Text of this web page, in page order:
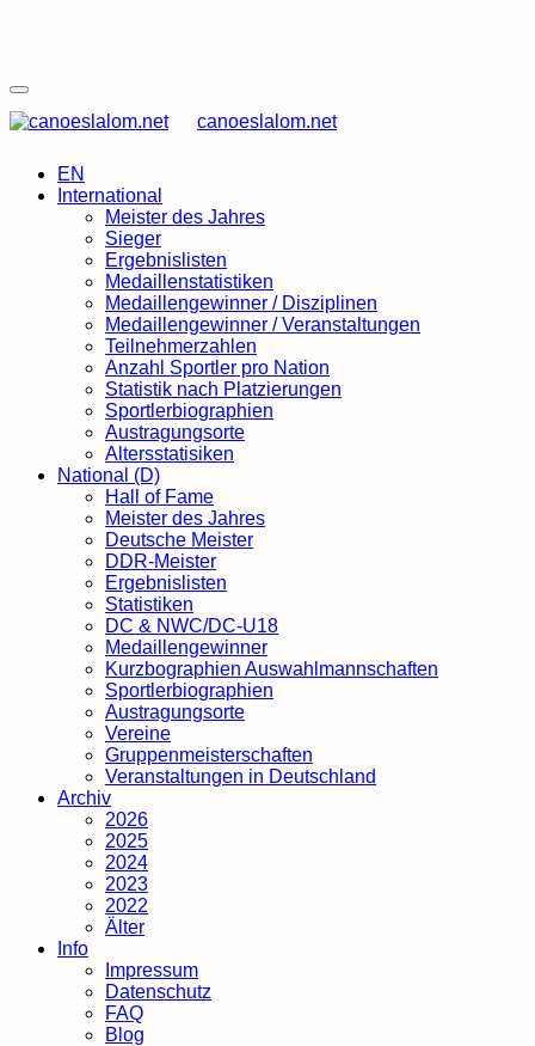
canoeslalom.net
EN
International
Meister des Jahres
Sieger
Ergebnislisten
Medaillenstatistiken
Medaillengewinner / Disziplinen
Medaillengewinner / Veranstaltungen
Teilnehmerzahlen
Anzahl Sportler pro Nation
Statistik nach Platzierungen
Sportlerbiographien
Austragungsorte
Altersstatisiken
National (D)
Hall of Fame
Meister des Jahres
Deutsche Meister
DDR-Meister
Ergebnislisten
Statistiken
DC & NWC/DC-U18
Medaillengewinner
Kurzbographien Auswahlmannschaften
Sportlerbiographien
Austragungsorte
Vereine
Gruppenmeisterschaften
Veranstaltungen in Deutschland
Archiv
2026
2025
2024
2023
2022
Älter
Info
Impressum
Datenschutz
FAQ
Blog